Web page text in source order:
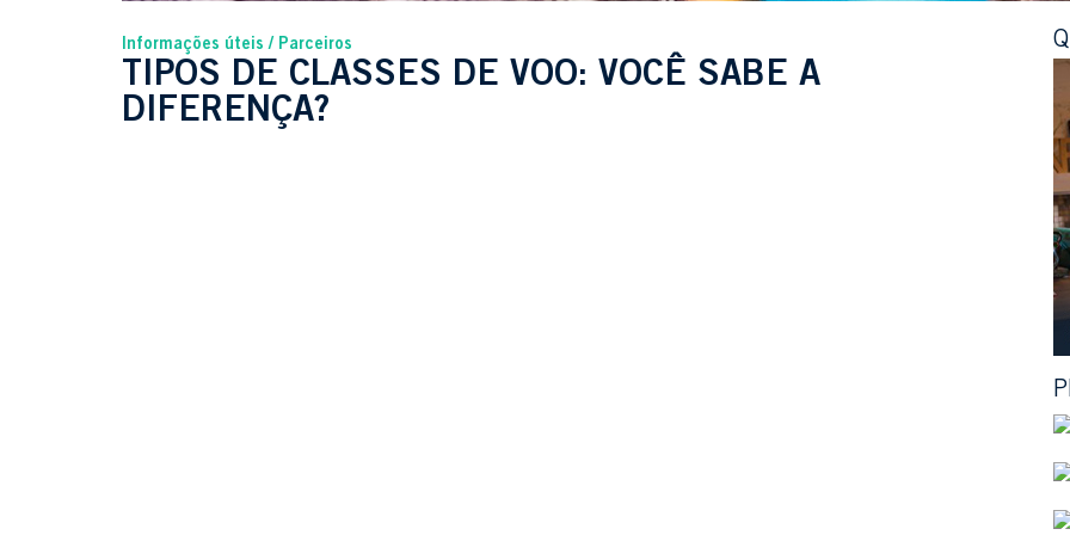
Informações úteis Parceiros
TIPOS DE CLASSES DE VOO: VOCÊ SABE A
DIFERENÇA?